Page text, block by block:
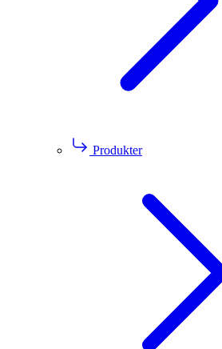
Produkter